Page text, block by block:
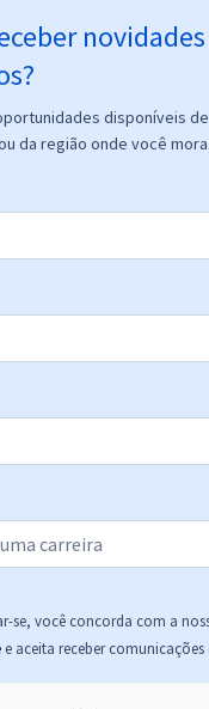
disponíveis
da região onde você mora.
se, você concorda com a
e aceita receber comunicações